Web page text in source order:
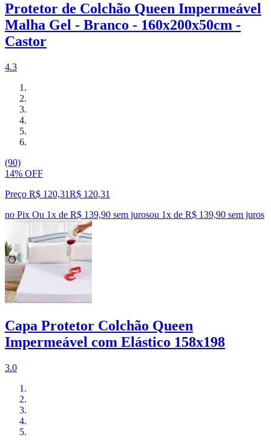
Protetor de Colchão Queen Impermeável
Malha Gel - Branco - 160x200x50cm -
Castor
4.3
(90)
14% OFF
Preço R$ 120,31R$ 120,31
no Pix Ou 1x de R$ 139,90 sem jurosou 1x de R$ 139,90 sem juros
Capa Protetor Colchão Queen
Impermeável com Elástico 158x198
3.0